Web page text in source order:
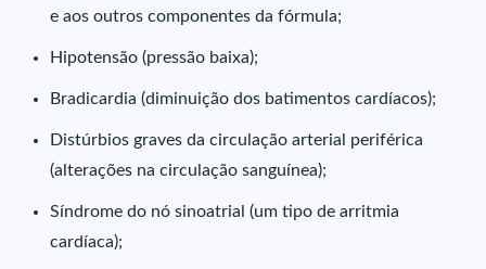
e aos outros componentes da fórmula;
Hipotensão (pressão baixa);
Bradicardia (diminuição dos batimentos cardíacos);
Distúrbios graves da circulação arterial periférica
(alterações na circulação sanguínea);
Síndrome do nó sinoatrial (um tipo de arritmia
cardíaca);